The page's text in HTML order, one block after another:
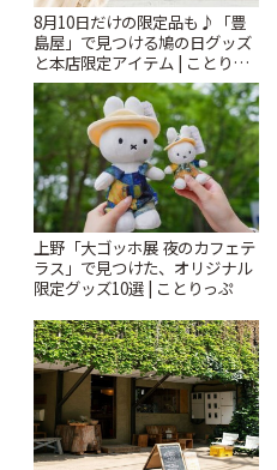
8月10日だけの限定品も♪「豊
島屋」で見つける鳩の日グッズ
と本店限定アイテム | ことりっ
ぷ
上野「大ゴッホ展 夜のカフェテ
ラス」で見つけた、オリジナル
限定グッズ10選 | ことりっぷ